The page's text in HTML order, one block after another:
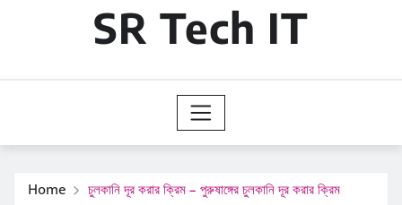
SR Tech IT
Home চুলকানি দূর করার ক্রিম – পুরুষাঙ্গের চুলকানি দূর করার ক্রিম